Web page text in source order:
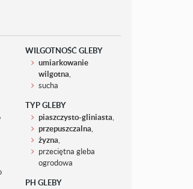
WILGOTNOŚĆ GLEBY
umiarkowanie
wilgotna
sucha
TYP GLEBY
piaszczysto-gliniasta
przepuszczalna
żyzna
przeciętna gleba
ogrodowa
PH GLEBY